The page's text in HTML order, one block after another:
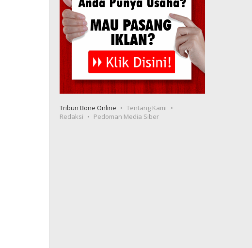
Tribun Bone Online
Tentang Kami
Redaksi
Pedoman Media Siber